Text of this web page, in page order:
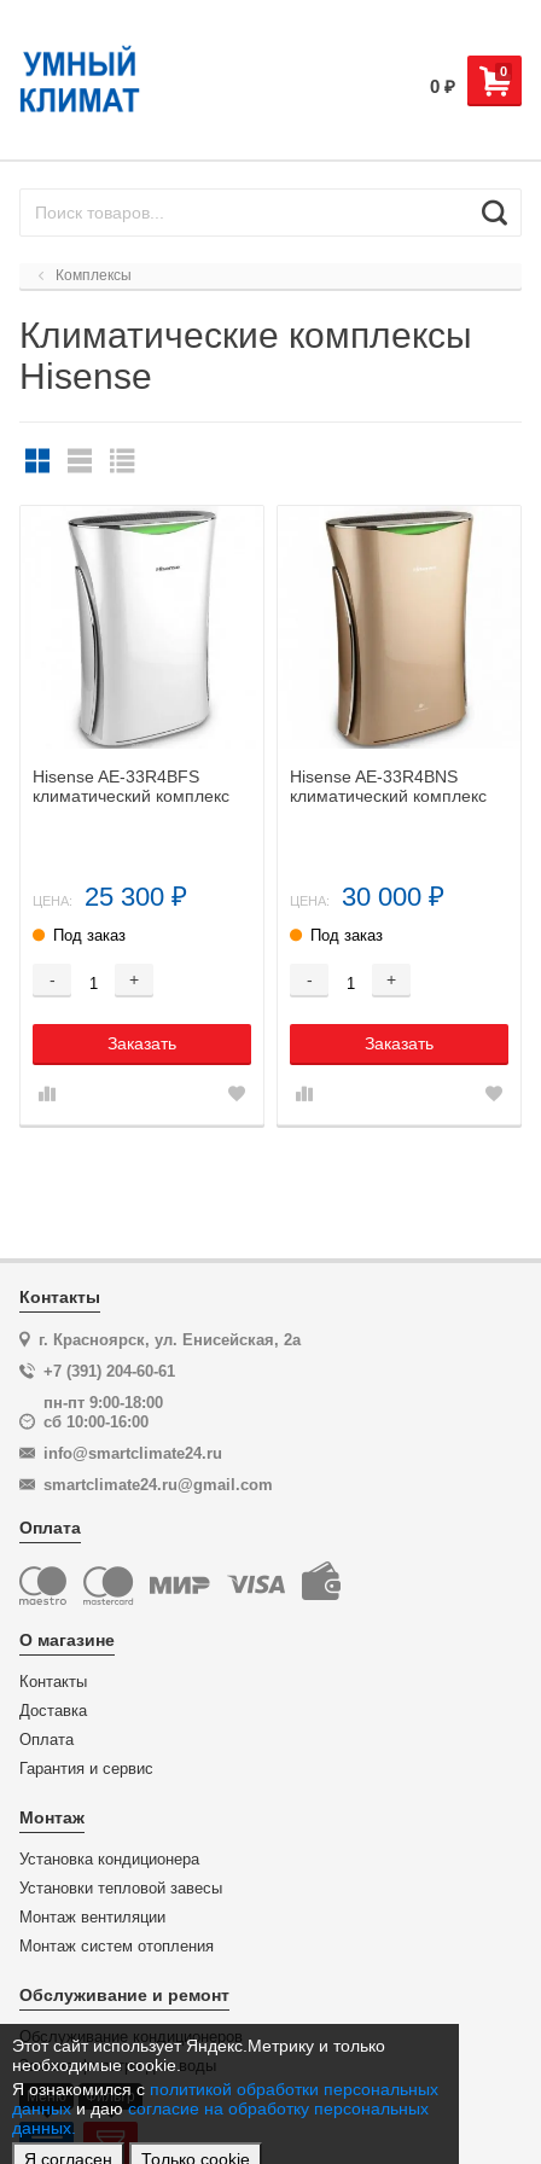
Этот сайт использует Яндекс.Метрику и только
необходимые cookie.
Я ознакомился с политикой обработки персональных
данныхи даюсогласие на обработку персональных
данных.
Я согласен
Только cookie
0
0 ₽
Комплексы
Климатические комплексы
Hisense
Hisense AE-33R4BFS
климатический комплекс
ЦЕНА: 25 300 ₽
Под заказ
- +
Заказать
Hisense AE-33R4BNS
климатический комплекс
ЦЕНА: 30 000 ₽
Под заказ
- +
Заказать
Контакты
г. Красноярск, ул. Енисейская, 2а
+7 (391) 204-60-61
пн-пт 9:00-18:00
сб 10:00-16:00
info@smartclimate24.ru
smartclimate24.ru@gmail.com
Оплата
О магазине
Контакты
Доставка
Оплата
Гарантия и сервис
Монтаж
Установка кондиционера
Установки тепловой завесы
Монтаж вентиляции
Монтаж систем отопления
Обслуживание и ремонт
Обслуживание кондиционеров
Замена фильтра для воды
Меню Фильтр